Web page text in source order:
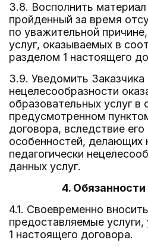
3.8. Восполнить материал
пройденный за время
по уважительной
услуг, оказываемых в
разделом 1 настоящего
3.9. Уведомить Заказчика
нецелесообразности
образовательных услуг в
предусмотренном
договора, вследствие
особенностей,
педагогически
данных услуг.
4. Обязанности
4.1. Своевременно
предоставляемые услуги,
1 настоящего договора.